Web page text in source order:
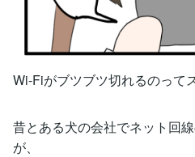
Wi-Fiがブツブツ切れるのって
昔とある犬の会社でネット回
が、